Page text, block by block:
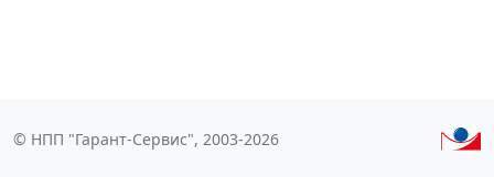
© НПП "Гарант-Сервис", 2003-2026